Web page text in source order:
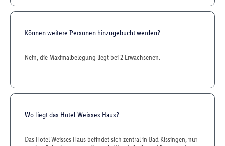
Können weitere Personen hinzugebucht werden?
Nein, die Maximalbelegung liegt bei 2 Erwachsenen.
Wo liegt das Hotel Weisses Haus?
Das Hotel Weisses Haus befindet sich zentral in Bad Kissingen, nur